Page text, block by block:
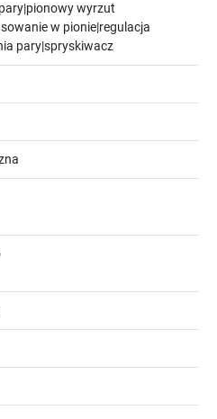
wyrzut
w pionie|regulacja
pary|spryskiwacz